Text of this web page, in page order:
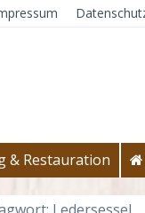
& Restauration